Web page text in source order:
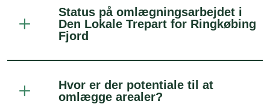
Status på omlægningsarbejdet i
Den Lokale Trepart for Ringkøbing
Fjord
Hvor er der potentiale til at
omlægge arealer?